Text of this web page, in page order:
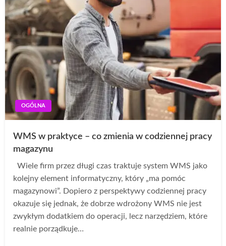
OGÓLNA
WMS w praktyce – co zmienia w codziennej pracy
magazynu
Wiele firm przez długi czas traktuje system WMS jako
kolejny element informatyczny, który „ma pomóc
magazynowi”. Dopiero z perspektywy codziennej pracy
okazuje się jednak, że dobrze wdrożony WMS nie jest
zwykłym dodatkiem do operacji, lecz narzędziem, które
realnie porządkuje…